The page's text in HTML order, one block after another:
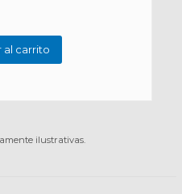
al carrito
ilustrativas.